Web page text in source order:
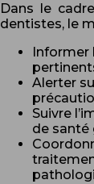
Dans le
dentistes, le
Alerter
Suivre
de santé